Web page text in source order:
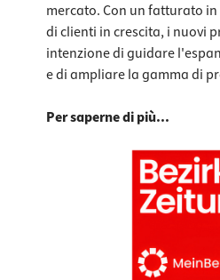
mercato. Con un fatturato
di clienti in crescita, i nuovi
intenzione di guidare
e di ampliare la gamma di
Per saperne di più...